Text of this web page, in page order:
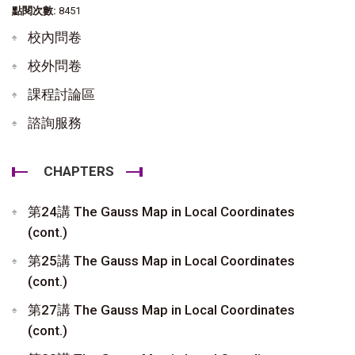
點閱次數: 8451
校內問卷
校外問卷
課程討論區
諮詢服務
CHAPTERS
第24講 The Gauss Map in Local Coordinates
(cont.)
第25講 The Gauss Map in Local Coordinates
(cont.)
第27講 The Gauss Map in Local Coordinates
(cont.)